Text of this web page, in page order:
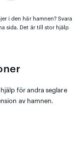
i den här hamnen? Svara
sida. Det är till stor hjälp
för andra seglare
av hamnen.